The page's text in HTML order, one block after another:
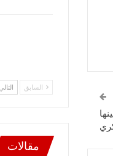
السابق التالي
مقالات